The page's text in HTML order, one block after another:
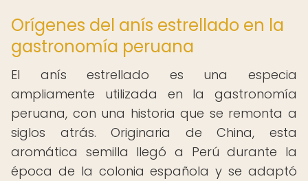
Orígenes del anís estrellado en la
gastronomía peruana
El anís estrellado es una especia
ampliamente utilizada en la gastronomía
peruana, con una historia que se remonta a
siglos atrás. Originaria de China, esta
aromática semilla llegó a Perú durante la
época de la colonia española y se adaptó